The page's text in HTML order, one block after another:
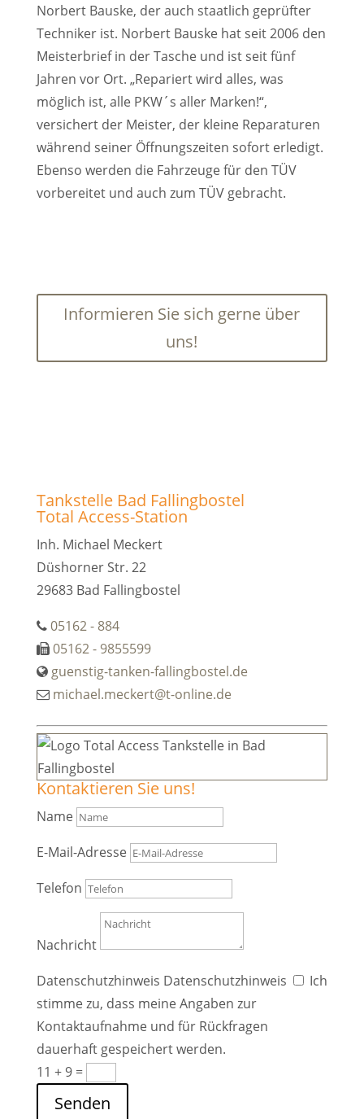
Norbert Bauske, der auch staatlich geprüfter
Techniker ist. Norbert Bauske hat seit 2006 den
Meisterbrief in der Tasche und ist seit fünf
Jahren vor Ort. „Repariert wird alles, was
möglich ist, alle PKW´s aller Marken!“,
versichert der Meister, der kleine Reparaturen
während seiner Öffnungszeiten sofort erledigt.
Ebenso werden die Fahrzeuge für den TÜV
vorbereitet und auch zum TÜV gebracht.
Informieren Sie sich gerne über
uns!
Tankstelle Bad Fallingbostel
Total Access-Station
Inh. Michael Meckert
Düshorner Str. 22
29683 Bad Fallingbostel
05162 - 884
05162 - 9855599
guenstig-tanken-fallingbostel.de
michael.meckert@t-online.de
Kontaktieren Sie uns!
Name
E-Mail-Adresse
Telefon
Nachricht
Datenschutzhinweis Datenschutzhinweis
Ich
stimme zu, dass meine Angaben zur
Kontaktaufnahme und für Rückfragen
dauerhaft gespeichert werden.
11 + 9=
Senden